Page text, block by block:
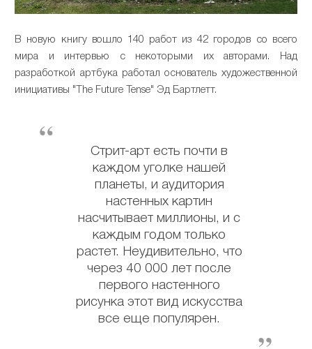
В новую книгу вошло 140 работ из 42 городов со всего
мира и интервью с некоторыми их авторами. Над
разработкой артбука работал основатель художественной
инициативы "The Future Tense" Эд Бартлетт.
Стрит-арт есть почти в
каждом уголке нашей
планеты, и аудитория
настенных картин
насчитывает миллионы, и с
каждым годом только
растет. Неудивительно, что
через 40 000 лет после
первого настенного
рисунка этот вид искусства
все еще популярен.